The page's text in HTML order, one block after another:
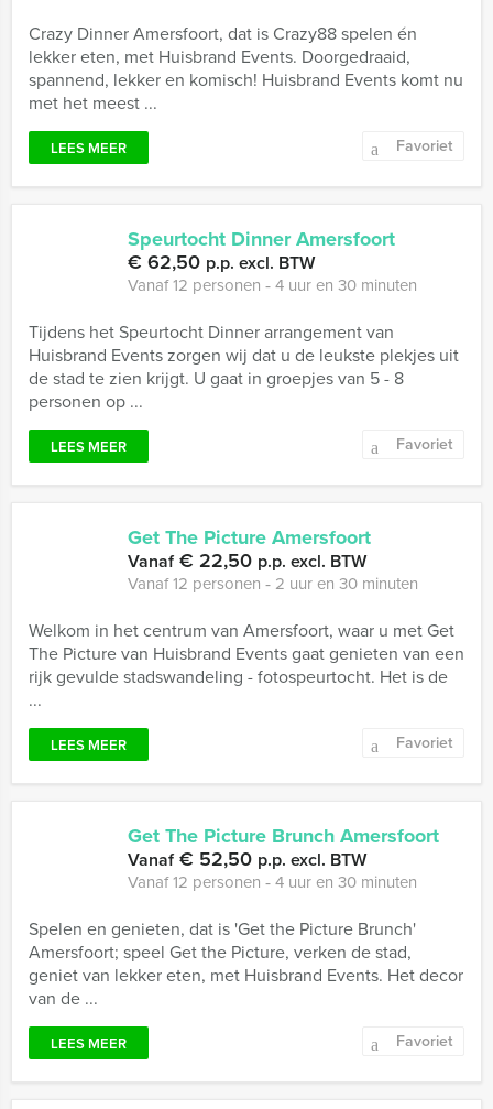
Crazy Dinner Amersfoort, dat is Crazy88 spelen én
lekker eten, met Huisbrand Events. Doorgedraaid,
spannend, lekker en komisch! Huisbrand Events komt nu
met het meest ...
LEES MEER Favoriet
Speurtocht Dinner Amersfoort
€ 62,50 p.p. excl. BTW
Vanaf 12 personen ‐ 4 uur en 30 minuten
Tijdens het Speurtocht Dinner arrangement van
Huisbrand Events zorgen wij dat u de leukste plekjes uit
de stad te zien krijgt. U gaat in groepjes van 5 - 8
personen op ...
LEES MEER Favoriet
Get The Picture Amersfoort
Vanaf€ 22,50 p.p. excl. BTW
Vanaf 12 personen ‐ 2 uur en 30 minuten
Welkom in het centrum van Amersfoort, waar u met Get
The Picture van Huisbrand Events gaat genieten van een
rijk gevulde stadswandeling - fotospeurtocht. Het is de
...
LEES MEER Favoriet
Get The Picture Brunch Amersfoort
Vanaf€ 52,50 p.p. excl. BTW
Vanaf 12 personen ‐ 4 uur en 30 minuten
Spelen en genieten, dat is 'Get the Picture Brunch'
Amersfoort; speel Get the Picture, verken de stad,
geniet van lekker eten, met Huisbrand Events. Het decor
van de ...
LEES MEER Favoriet